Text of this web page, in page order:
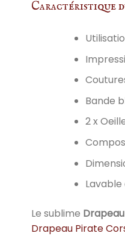
Caractéristique
Bande
2 x
Le sublime
Drapeau Pirate